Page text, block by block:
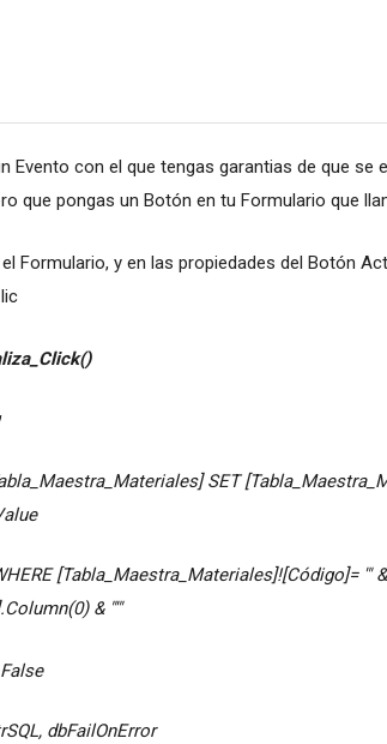
Evento con el que tengas garantias de que se
que pongas un Botón en tu Formulario que
Formulario, y en las propiedades del Botón
SET
[Tabla_Maestra_Materiales]![Código]= '"
& "'"
dbFailOnError